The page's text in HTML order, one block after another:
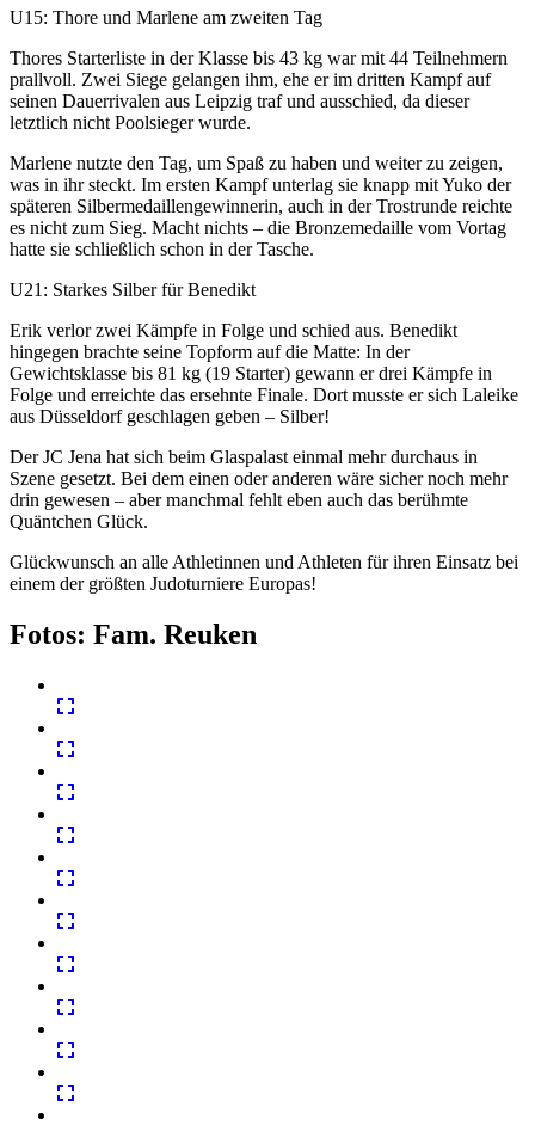
U15: Thore und Marlene am zweiten Tag
Thores Starterliste in der Klasse bis 43 kg war mit 44 Teilnehmern
prallvoll. Zwei Siege gelangen ihm, ehe er im dritten Kampf auf
seinen Dauerrivalen aus Leipzig traf und ausschied, da dieser
letztlich nicht Poolsieger wurde.
Marlene nutzte den Tag, um Spaß zu haben und weiter zu zeigen,
was in ihr steckt. Im ersten Kampf unterlag sie knapp mit Yuko der
späteren Silbermedaillengewinnerin, auch in der Trostrunde reichte
es nicht zum Sieg. Macht nichts – die Bronzemedaille vom Vortag
hatte sie schließlich schon in der Tasche.
U21: Starkes Silber für Benedikt
Erik verlor zwei Kämpfe in Folge und schied aus. Benedikt
hingegen brachte seine Topform auf die Matte: In der
Gewichtsklasse bis 81 kg (19 Starter) gewann er drei Kämpfe in
Folge und erreichte das ersehnte Finale. Dort musste er sich Laleike
aus Düsseldorf geschlagen geben – Silber!
Der JC Jena hat sich beim Glaspalast einmal mehr durchaus in
Szene gesetzt. Bei dem einen oder anderen wäre sicher noch mehr
drin gewesen – aber manchmal fehlt eben auch das berühmte
Quäntchen Glück.
Glückwunsch an alle Athletinnen und Athleten für ihren Einsatz bei
einem der größten Judoturniere Europas!
Fotos: Fam. Reuken